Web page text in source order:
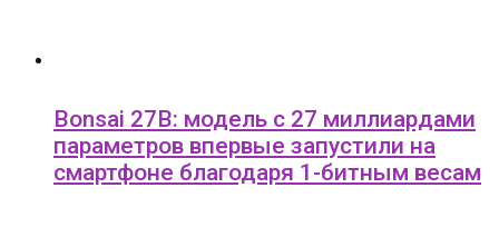
Bonsai 27B: модель с 27 миллиардами
параметров впервые запустили на
смартфоне благодаря 1-битным весам